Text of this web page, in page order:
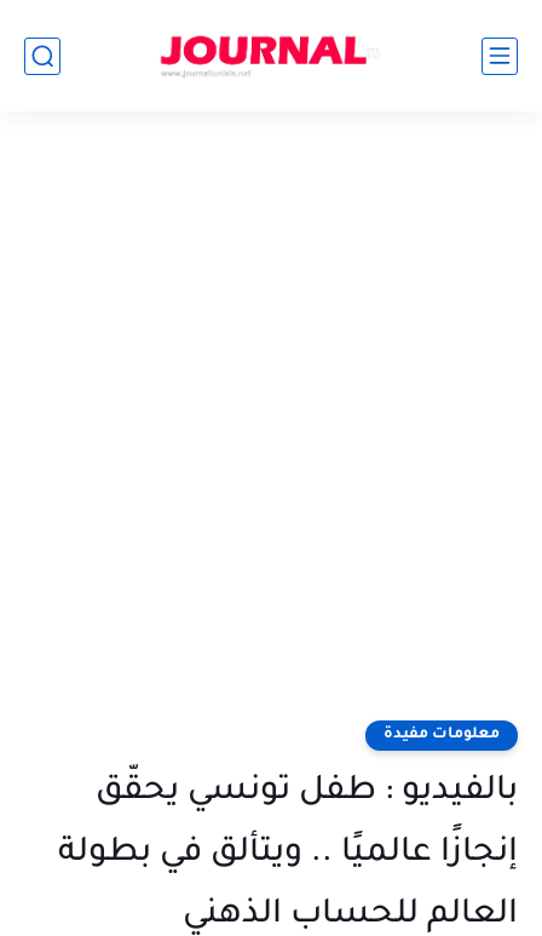
معلومات مفيدة
بالفيديو : طفل تونسي يحقّق
إنجازًا عالميًا .. ويتألق في بطولة
العالم للحساب الذهني